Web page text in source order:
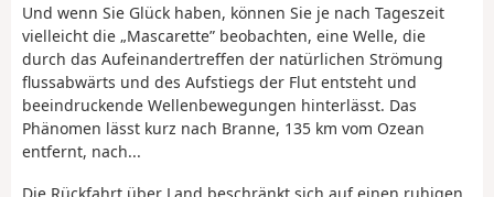
Und wenn Sie Glück haben, können Sie je nach Tageszeit
vielleicht die „Mascarette” beobachten, eine Welle, die
durch das Aufeinandertreffen der natürlichen Strömung
flussabwärts und des Aufstiegs der Flut entsteht und
beeindruckende Wellenbewegungen hinterlässt. Das
Phänomen lässt kurz nach Branne, 135 km vom Ozean
entfernt, nach...